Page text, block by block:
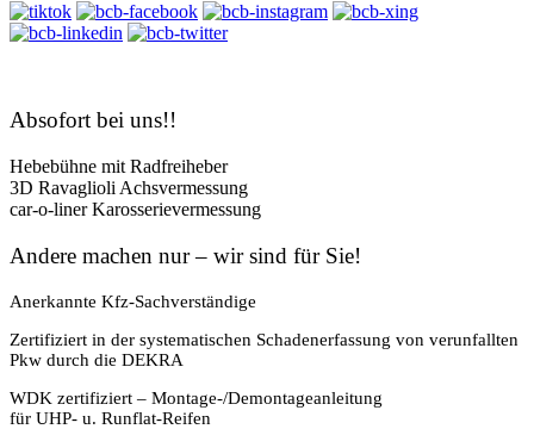
Absofort bei uns!!
Hebebühne mit Radfreiheber
3D Ravaglioli Achsvermessung
car-o-liner Karosserievermessung
Andere machen nur – wir sind für Sie!
Anerkannte Kfz-Sachverständige
Zertifiziert in der systematischen Schadenerfassung von verunfallten
Pkw durch die DEKRA
WDK zertifiziert – Montage-/Demontageanleitung
für UHP- u. Runflat-Reifen